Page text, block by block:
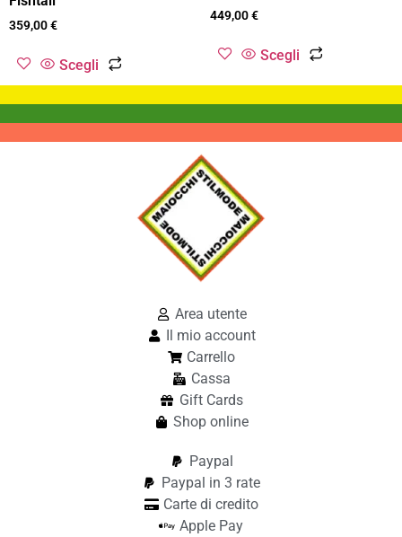
359,00€
Scegli
449,00€
Scegli
Area utente
Il mio account
Carrello
Cassa
Gift Cards
Shop online
Paypal
Paypal in 3 rate
Carte di credito
Apple Pay